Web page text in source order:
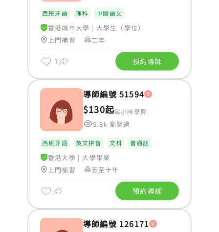
西班牙語 理科 中國語文
香港城市大學 | 大學生（學位）
上門補習
二年
1 預約導師
導師編號 51594
$130起每小時學費
5.8k 瀏覽過
西班牙語 英文拼音 文科 普通話
香港大學 | 大學畢業
上門補習
五至十年
預約導師
導師編號 126171